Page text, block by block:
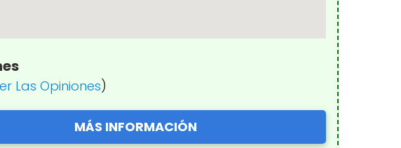
Las Opiniones)
MÁS INFORMACIÓN